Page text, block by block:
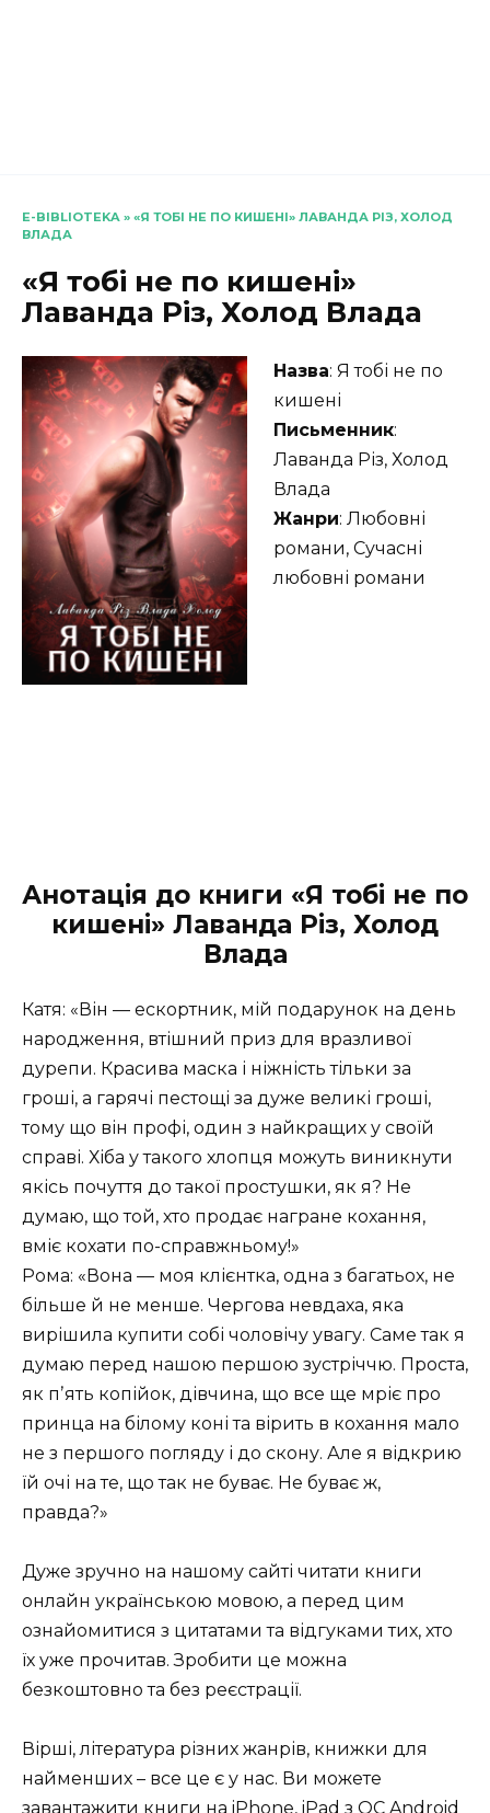
E-BIBLIOTEKA » «Я ТОБІ НЕ ПО КИШЕНІ» ЛАВАНДА РІЗ, ХОЛОД
ВЛАДА
«Я тобі не по кишені»
Лаванда Різ, Холод Влада
Назва: Я тобі не по
кишені
Письменник:
Лаванда Різ, Холод
Влада
Жанри: Любовні
романи, Сучасні
любовні романи
Анотація до книги «Я тобі не по
кишені» Лаванда Різ, Холод
Влада
Катя: «Він — ескортник, мій подарунок на день
народження, втішний приз для вразливої
дурепи. Красива маска і ніжність тільки за
гроші, а гарячі пестощі за дуже великі гроші,
тому що він профі, один з найкращих у своїй
справі. Хіба у такого хлопця можуть виникнути
якісь почуття до такої простушки, як я? Не
думаю, що той, хто продає награне кохання,
вміє кохати по-справжньому!»
Рома: «Вона — моя клієнтка, одна з багатьох, не
більше й не менше. Чергова невдаха, яка
вирішила купити собі чоловічу увагу. Саме так я
думаю перед нашою першою зустріччю. Проста,
як пʼять копійок, дівчина, що все ще мріє про
принца на білому коні та вірить в кохання мало
не з першого погляду і до скону. Але я відкрию
їй очі на те, що так не буває. Не буває ж,
правда?»
Дуже зручно на нашому сайті читати книги
онлайн українською мовою, а перед цим
ознайомитися з цитатами та відгуками тих, хто
їх уже прочитав. Зробити це можна
безкоштовно та без реєстрації.
Вірші, література різних жанрів, книжки для
найменших – все це є у нас. Ви можете
завантажити книги на iPhone, iPad з ОС Android